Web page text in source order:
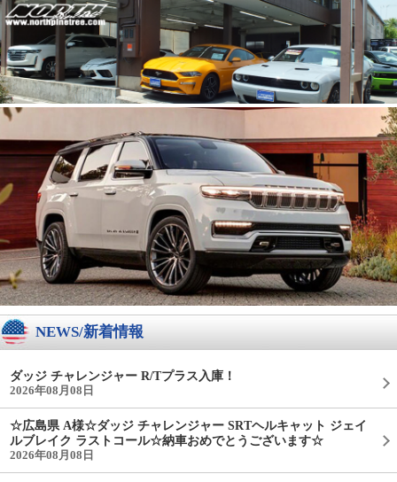
NEWS/新着情報
ダッジ チャレンジャー R/Tプラス入庫！
2026年08月08日
☆広島県 A様☆ダッジ チャレンジャー SRTヘルキャット ジェイ
ルブレイク ラストコール☆納車おめでとうございます☆
2026年08月08日